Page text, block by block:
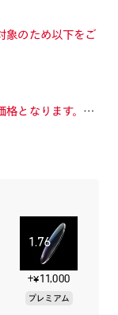
象のため以下をご
格となります。カ
合があります。
エントリーモデ
ックな玉型で、
に仕上げていま
+¥11,000
プレミアム